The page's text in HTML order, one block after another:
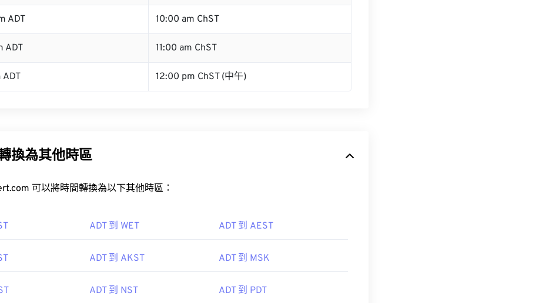
ADT 10:00 am ChST
ADT 11:00 am ChST
ADT 12:00 pm ChST (中午)
換為其他時區
可以將時間轉換為以下其他時區：
ADT 到 WET ADT 到 AEST
ADT 到 AKST ADT 到 MSK
ADT 到 NST ADT 到 PDT